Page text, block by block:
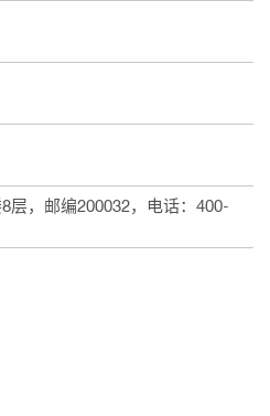
层，邮编200032，电话：400-